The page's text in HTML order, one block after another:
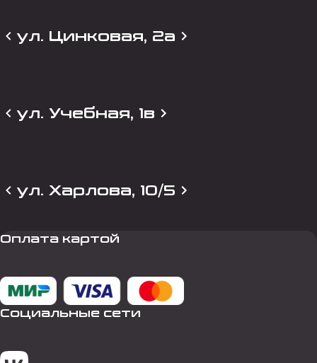
ул. Цинковая, 2а
ул. Учебная, 1в
ул. Харлова, 10/5
Оплата картой
Социальные сети